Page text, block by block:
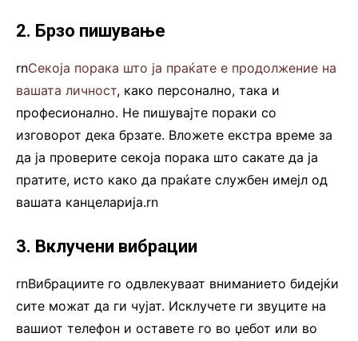
2. Брзо пишување
rnСекоја порака што ја праќате е продолжение на
вашата личност, како персонално, така и
професионално. Не пишувајте пораки со
изговорот дека брзате. Вложете екстра време за
да ја проверите секоја порака што сакате да ја
пратите, исто како да праќате службен имејл од
вашата канцеларија.rn
3. Вклучени вибрации
rnВибрациите го одвлекуваат вниманието бидејќи
сите можат да ги чујат. Исклучете ги звуците на
вашиот телефон и оставете го во џебот или во